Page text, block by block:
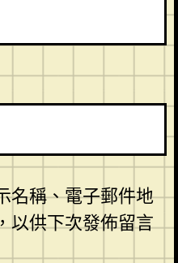
名稱、電子郵件地
以供下次發佈留言